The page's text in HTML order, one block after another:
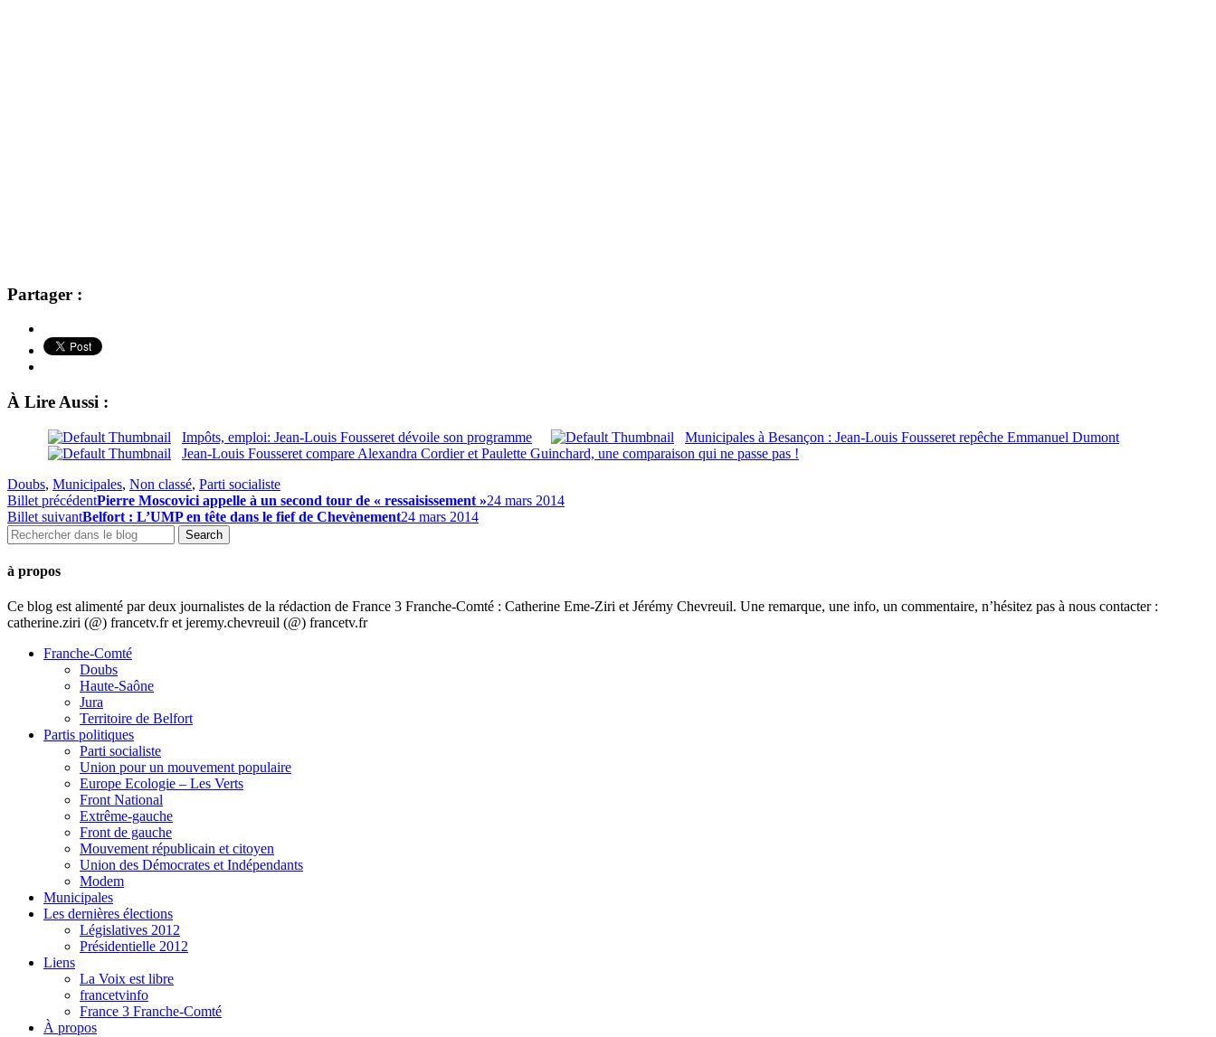
Partager :
À Lire Aussi :
Impôts, emploi: Jean-Louis Fousseret dévoile son programme
Municipales à Besançon : Jean-Louis Fousseret repêche Emmanuel Dumont
Jean-Louis Fousseret compare Alexandra Cordier et Paulette Guinchard, une comparaison qui ne passe pas !
Doubs, Municipales, Non classé, Parti socialiste
Billet précédentPierre Moscovici appelle à un second tour de « ressaisissement »24 mars 2014
Billet suivantBelfort : L’UMP en tête dans le fief de Chevènement24 mars 2014
à propos
Ce blog est alimenté par deux journalistes de la rédaction de France 3 Franche-Comté : Catherine Eme-Ziri et Jérémy Chevreuil. Une remarque, une info, un commentaire, n’hésitez pas à nous contacter :
catherine.ziri (@) francetv.fr et jeremy.chevreuil (@) francetv.fr
Franche-Comté
Doubs
Haute-Saône
Jura
Territoire de Belfort
Partis politiques
Parti socialiste
Union pour un mouvement populaire
Europe Ecologie – Les Verts
Front National
Extrême-gauche
Front de gauche
Mouvement républicain et citoyen
Union des Démocrates et Indépendants
Modem
Municipales
Les dernières élections
Législatives 2012
Présidentielle 2012
Liens
La Voix est libre
francetvinfo
France 3 Franche-Comté
À propos